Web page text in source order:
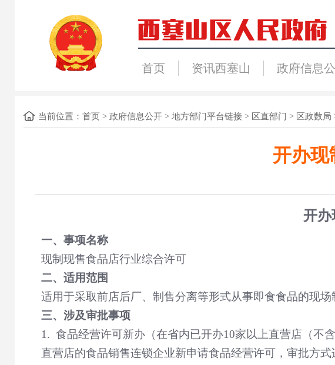
首页 资讯西塞山 政府信息
当前位置： 首页> 政府信息公开> 地方部门平台链接> 区直部门 > 区政数局
开办现
开办
一、事项名称
现制现售食品店行业综合许可
二、适用范围
适用于采取前店后厂、制售分离等形式从事即食食品的现场
三、涉及审批事项
1. 食品经营许可新办（在省内已开办10家以上直营店（不
直营店的食品销售连锁企业新申请食品经营许可，审批方式